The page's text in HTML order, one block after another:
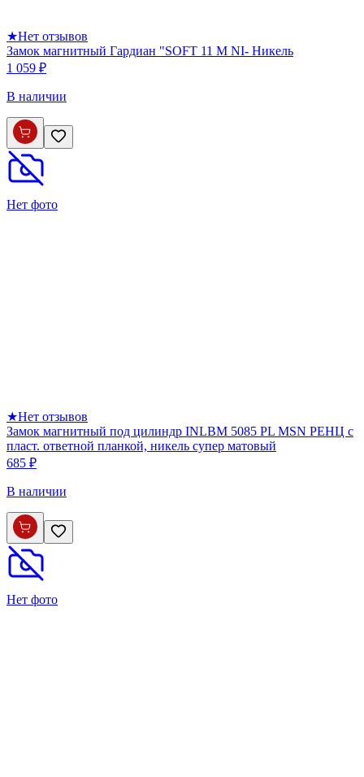
★Нет отзывов
Замок магнитный Гардиан "SOFT 11 M NI- Никель
1 059 ₽
В наличии
Нет фото
★Нет отзывов
Замок магнитный под цилиндр INLBM 5085 PL MSN РЕНЦ с
пласт. ответной планкой, никель супер матовый
685 ₽
В наличии
Нет фото